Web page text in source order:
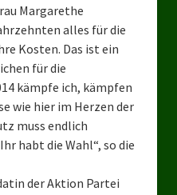
Jetzt!
Margarethe
alles für die
Kosten. Das ist ein
für die
kämpfe ich, kämpfen
wie hier im Herzen der
muss endlich
habt die Wahl“, so die
der Aktion Partei